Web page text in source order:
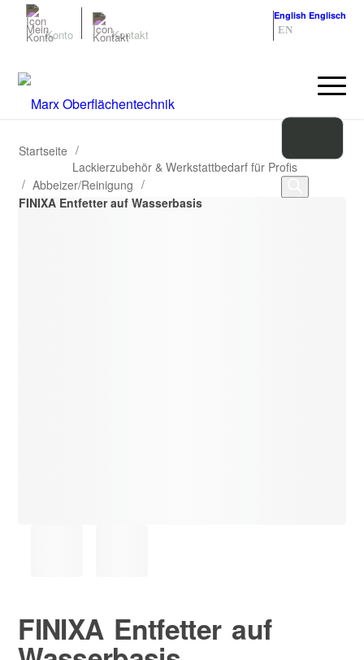
Konto Kontakt
English Englisch
EN
Startseite /
Lackierzubehör & Werkstattbedarf für Profis
/ Abbeizer/Reinigung /
FINIXA Entfetter auf Wasserbasis
FINIXA Entfetter auf